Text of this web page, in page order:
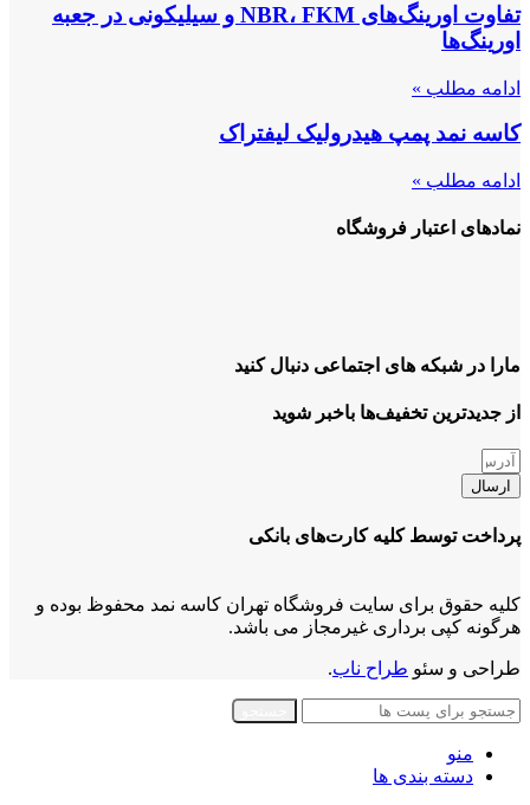
تفاوت اورینگ‌های NBR، FKM و سیلیکونی در جعبه
اورینگ‌ها
ادامه مطلب »
کاسه نمد پمپ هیدرولیک لیفتراک
ادامه مطلب »
نمادهای اعتبار فروشگاه
مارا در شبکه های اجتماعی دنبال کنید
از جدیدترین تخفیف‌ها باخبر شوید
ارسال
پرداخت توسط کلیه کارت‌های بانکی
کلیه حقوق برای سایت فروشگاه تهران کاسه نمد محفوظ بوده و
هرگونه کپی برداری غیرمجاز می باشد.
طراحی و سئو طراح ناب.
منو
دسته بندی ها